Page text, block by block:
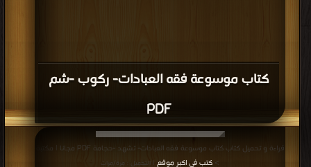
كتاب موسوعة فقه العبادات- ركوب -شم
PDF
قراءة و تحميل كتاب كتاب موسوعة فقه العبادات- تشهد -حجامة PDF مجانا | مكتبة
> كتب في اكبر موقع | التحميل : مرة/مرات